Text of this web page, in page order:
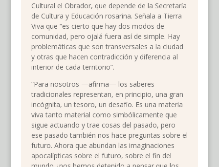
Cultural el Obrador, que depende de la Secretaría
de Cultura y Educación rosarina. Señala a Tierra
Viva que “es cierto que hay dos modos de
comunidad, pero ojalá fuera así de simple. Hay
problemáticas que son transversales a la ciudad
y otras que hacen contradicción y diferencia al
interior de cada territorio”.
“Para nosotros —afirma— los saberes
tradicionales representan, en principio, una gran
incógnita, un tesoro, un desafío. Es una materia
viva tanto material como simbólicamente que
sigue actuando y trae cosas del pasado, pero
ese pasado también nos hace preguntas sobre el
futuro. Ahora que abundan las imaginaciones
apocalípticas sobre el futuro, sobre el fin del